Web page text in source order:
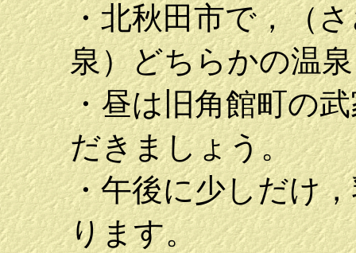
・北秋田市で，（
泉）どちらかの温
・昼は旧角館町の
だきましょう。
・午後に少しだけ
ります。